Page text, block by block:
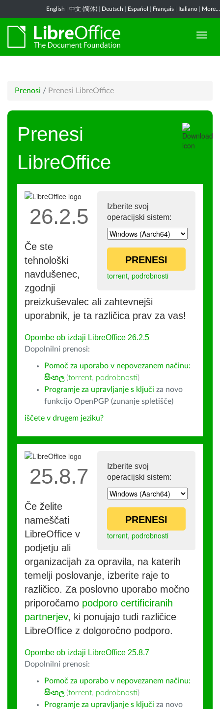
English 中文 (简体) Deutsch Español Français Italiano More...
Prenosi / Prenesi LibreOffice
Prenesi
LibreOffice
Izberite svoj
operacijski sistem:
PRENESI
torrent, podrobnosti
26.2.5
Če ste
tehnološki
navdušenec,
zgodnji
preizkuševalec ali zahtevnejši
uporabnik, je ta različica prav za vas!
Opombe ob izdaji LibreOffice 26.2.5
Dopolnilni prenosi:
Pomoč za uporabo v nepovezanem načinu:
සිංහල (torrent, podrobnosti)
Programje za upravljanje s ključi za novo
funkcijo OpenPGP (zunanje spletišče)
iščete v drugem jeziku?
Izberite svoj
operacijski sistem:
PRENESI
torrent, podrobnosti
25.8.7
Če želite
nameščati
LibreOffice v
podjetju ali
organizacijah za opravila, na katerih
temelji poslovanje, izberite raje to
različico. Za poslovno uporabo močno
priporočamo podporo certificiranih
partnerjev, ki ponujajo tudi različice
LibreOffice z dolgoročno podporo.
Opombe ob izdaji LibreOffice 25.8.7
Dopolnilni prenosi:
Pomoč za uporabo v nepovezanem načinu:
සිංහල (torrent, podrobnosti)
Programje za upravljanje s ključi za novo